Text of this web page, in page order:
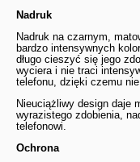
Nadruk
Nadruk na czarnym,
bardzo intensywnych
długo cieszyć się jego
wyciera i nie traci
telefonu, dzięki czemu
Nieuciążliwy design daje
wyrazistego zdobienia,
telefonowi.
Ochrona